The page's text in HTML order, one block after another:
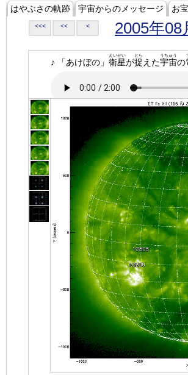
はやぶさの軌跡 宇宙からのメッセージ お
<<< << < 2005年08
♪ 「あけぼの」 衛星
えいせい
が捉
とら
えた宇宙
うちゅう
の